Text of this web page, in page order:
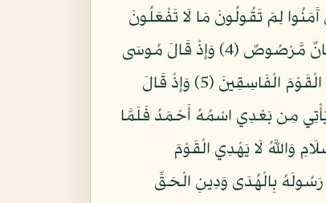
وَمَا فِي الْأَرْضِ وَهُوَ الْعَزِيزُ الْحَكِيمُ (1) يَا أَيُّهَا الَّذِينَ آَمَنُوا لِمَ تَقُولُونَ مَا لَا تَفْعَلُونَ
(2) كَبُرَ مَقْتًا عِندَ اللَّهِ أَن تَقُولُوا مَا لَا تَفْعَلُونَ (3) إِنَّ اللَّهَ يُحِبُّ الَّذِينَ يُقَاتِلُونَ فِي سَبِيلِهِ صَفًّا كَأَنَّهُم بُنيَانٌ مَّرْصُوصٌ (4) وَإِذْ قَالَ مُوسَى
لِقَوْمِهِ يَا قَوْمِ لِمَ تُؤْذُونَنِي وَقَد تَّعْلَمُونَ أَنِّي رَسُولُ اللَّهِ إِلَيْكُمْ فَلَمَّا زَاغُوا أَزَاغَ اللَّهُ قُلُوبَهُمْ وَاللَّهُ لَا يَهْدِي الْقَوْمَ الْفَاسِقِينَ (5) وَإِذْ قَالَ
يَأْتِي مِن بَعْدِي اسْمُهُ أَحْمَدُ فَلَمَّا
الْإِسْلَامِ وَاللَّهُ لَا يَهْدِي الْقَوْمَ
مُتِمُّ نُورِهِ وَلَوْ كَرِهَ الْكَافِرُونَ (8) هُوَ الَّذِي أَرْسَلَ رَسُولَهُ بِالْهُدَى وَدِينِ الْحَقِّ